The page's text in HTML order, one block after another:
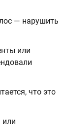
— нарушить
или
что это